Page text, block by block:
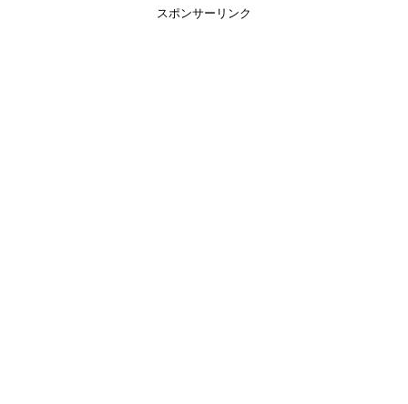
スポンサーリンク